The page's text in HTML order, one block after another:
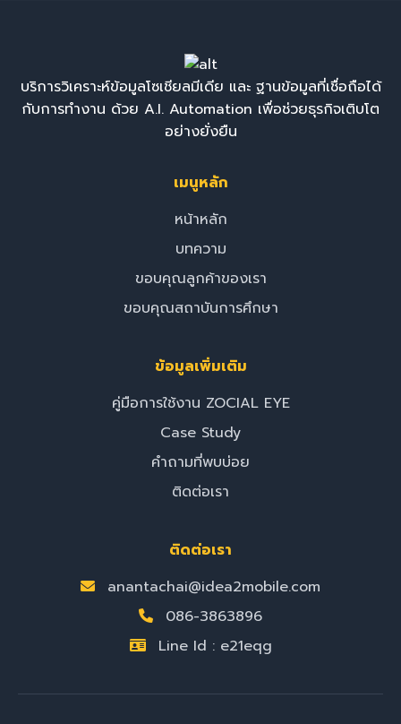
บริการวิเคราะห์ข้อมูลโซเชียลมีเดีย และ ฐานข้อมูลที่เชื่อถือได้
กับการทำงาน ด้วย A.I. Automation เพื่อช่วยธุรกิจเติบโต
อย่างยั่งยืน
เมนูหลัก
หน้าหลัก
บทความ
ขอบคุณลูกค้าของเรา
ขอบคุณสถาบันการศึกษา
ข้อมูลเพิ่มเติม
คู่มือการใช้งาน ZOCIAL EYE
Case Study
คำถามที่พบบ่อย
ติดต่อเรา
ติดต่อเรา
anantachai@idea2mobile.com
086-3863896
Line Id : e21eqg